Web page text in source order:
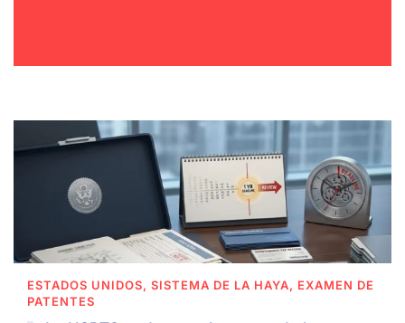
ESTADOS UNIDOS, SISTEMA DE LA HAYA, EXAMEN DE
PATENTES